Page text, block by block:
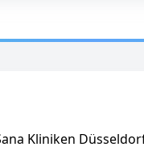
Kliniken